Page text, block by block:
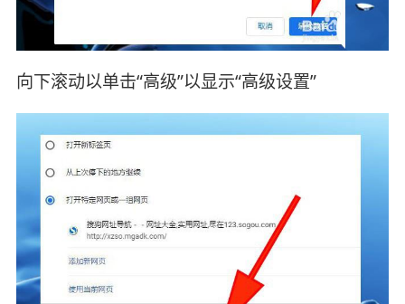
向下滚动以单击“高级”以显示“高级设置”